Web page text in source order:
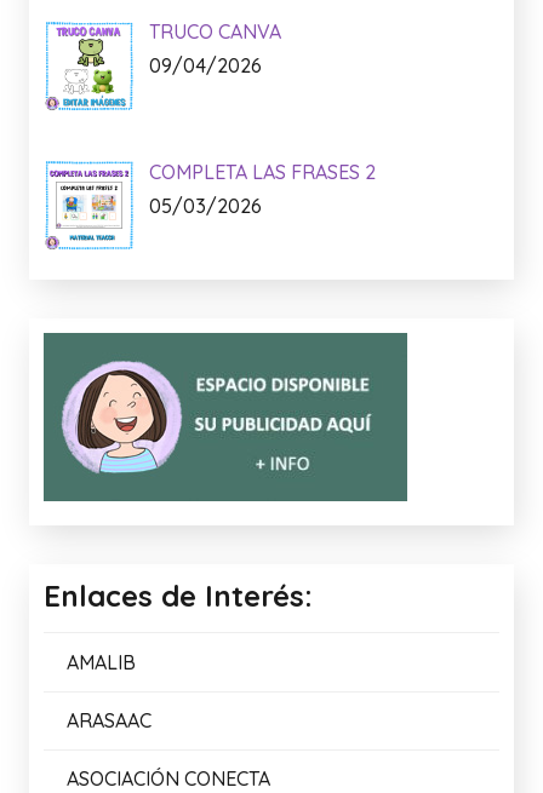
TRUCO CANVA
09/04/2026
COMPLETA LAS FRASES 2
05/03/2026
Enlaces de Interés:
AMALIB
ARASAAC
ASOCIACIÓN CONECTA